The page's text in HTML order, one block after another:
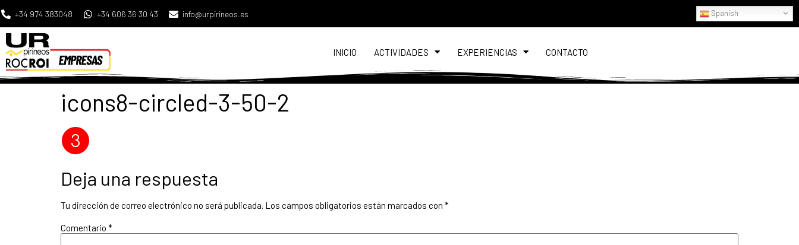
+34 974 383048 +34 606 36 30 43 info@urpirineos.es Spanish
INICIO ACTIVIDADES EXPERIENCIAS CONTACTO
icons8-circled-3-50-2
Deja una respuesta
Tu dirección de correo electrónico no será publicada. Los campos obligatorios están marcados con *
Comentario *